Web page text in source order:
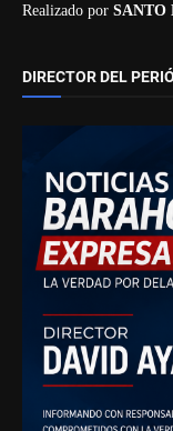
Realizado por SANTO
DIRECTOR DEL